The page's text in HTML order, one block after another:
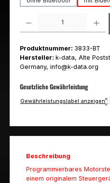
Produktnummer: 3833-BT
Hersteller: k-data, Alte
Germany, info@k-data.org
Gesetzliche Gewährleistung
Gewährleistungslabel anzeigen
Beschreibung
Programmierbares
einem originalem